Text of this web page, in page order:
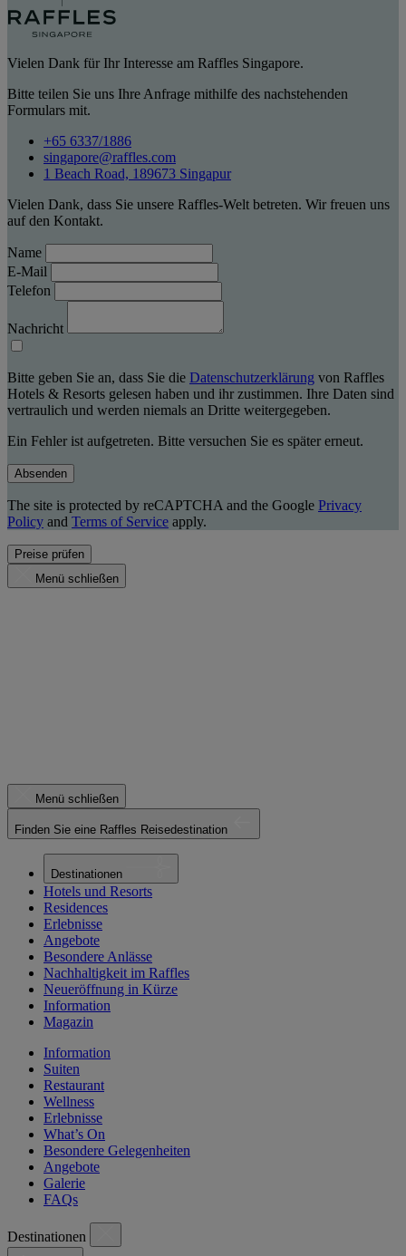
Vielen Dank für Ihr Interesse am Raffles Singapore.
Bitte teilen Sie uns Ihre Anfrage mithilfe des nachstehenden
Formulars mit.
+65 6337/1886
singapore@raffles.com
1 Beach Road, 189673 Singapur
Vielen Dank, dass Sie unsere Raffles-Welt betreten. Wir freuen uns
auf den Kontakt.
Name
E-Mail
Telefon
Nachricht
Bitte geben Sie an, dass Sie die Datenschutzerklärung von Raffles
Hotels & Resorts gelesen haben und ihr zustimmen. Ihre Daten sind
vertraulich und werden niemals an Dritte weitergegeben.
Ein Fehler ist aufgetreten. Bitte versuchen Sie es später erneut.
Absenden
The site is protected by reCAPTCHA and the Google Privacy
Policy and Terms of Service apply.
Preise prüfen
Menü schließen
Menü schließen
Finden Sie eine Raffles Reisedestination
Destinationen
Hotels und Resorts
Residences
Erlebnisse
Angebote
Besondere Anlässe
Nachhaltigkeit im Raffles
Neueröffnung in Kürze
Information
Magazin
Information
Suiten
Restaurant
Wellness
Erlebnisse
What’s On
Besondere Gelegenheiten
Angebote
Galerie
FAQs
Destinationen